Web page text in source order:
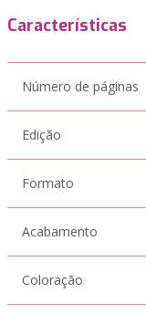
Características
Número de páginas
Edição
Formato
Acabamento
Coloração